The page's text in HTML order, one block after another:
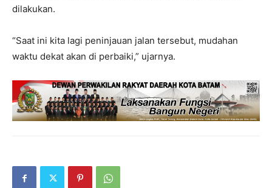
dilakukan.
“Saat ini kita lagi peninjauan jalan tersebut, mudahan
waktu dekat akan di perbaiki,” ujarnya.